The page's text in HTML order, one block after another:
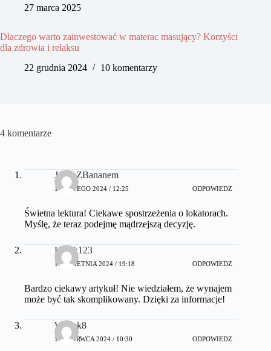
27 marca 2025
Dlaczego warto zainwestować w materac masujący? Korzyści
dla zdrowia i relaksu
22 grudnia 2024
10 komentarzy
4 komentarze
JanekZBananem
14 LUTEGO 2024 / 12:25 ODPOWIEDZ
Świetna lektura! Ciekawe spostrzeżenia o lokatorach.
Myślę, że teraz podejmę mądrzejszą decyzję.
Kotek123
14 KWIETNIA 2024 / 19:18 ODPOWIEDZ
Bardzo ciekawy artykuł! Nie wiedziałem, że wynajem
może być tak skomplikowany. Dzięki za informacje!
Wojtek8
10 CZERWCA 2024 / 10:30 ODPOWIEDZ